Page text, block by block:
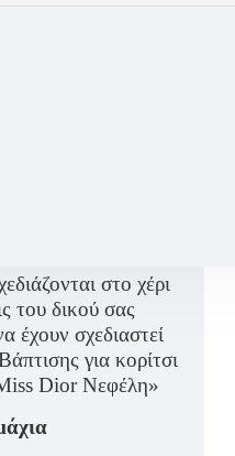
και
δικής σας
στο χέρι
του δικού σας
έχουν σχεδιαστεί
για κορίτσι
Dior Νεφέλη»